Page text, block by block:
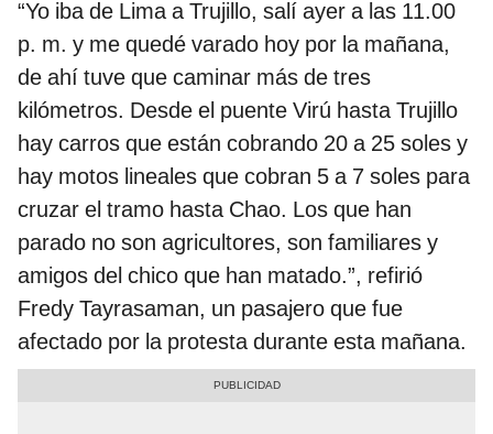
“Yo iba de Lima a Trujillo, salí ayer a las 11.00
p. m. y me quedé varado hoy por la mañana,
de ahí tuve que caminar más de tres
kilómetros. Desde el puente Virú hasta Trujillo
hay carros que están cobrando 20 a 25 soles y
hay motos lineales que cobran 5 a 7 soles para
cruzar el tramo hasta Chao. Los que han
parado no son agricultores, son familiares y
amigos del chico que han matado.”, refirió
Fredy Tayrasaman, un pasajero que fue
afectado por la protesta durante esta mañana.